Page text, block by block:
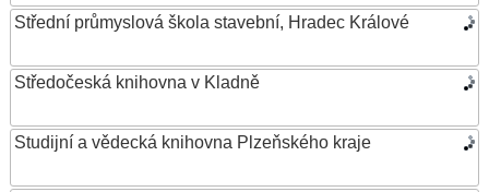
Střední průmyslová škola stavební, Hradec Králové
Středočeská knihovna v Kladně
Studijní a vědecká knihovna Plzeňského kraje